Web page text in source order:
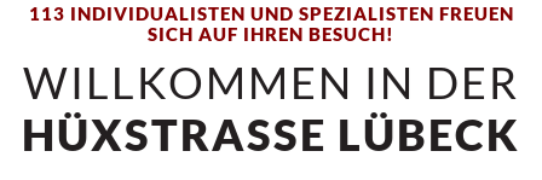
113 INDIVIDUALISTEN UND SPEZIALISTEN FREUEN
SICH AUF IHREN BESUCH!
WILLKOMMEN IN DER
HÜXSTRASSE LÜBECK